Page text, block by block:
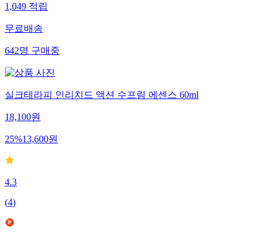
1,049 적립
무료배송
642명 구매중
실크테라피 인리치드 액션 수프림 에센스 60ml
18,100원
25%13,600원
4.3
(4)